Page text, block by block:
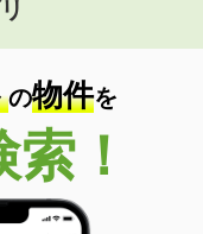
の物件を
！